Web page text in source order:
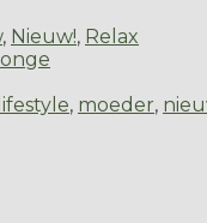
, Nieuw!, Relax
lifestyle, moeder,